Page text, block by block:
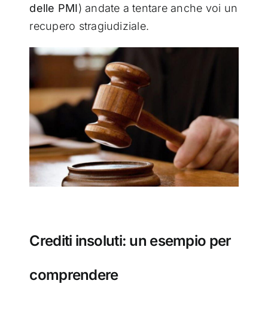
delle PMI) andate a tentare anche voi un
recupero stragiudiziale.
Crediti insoluti: un esempio per
comprendere